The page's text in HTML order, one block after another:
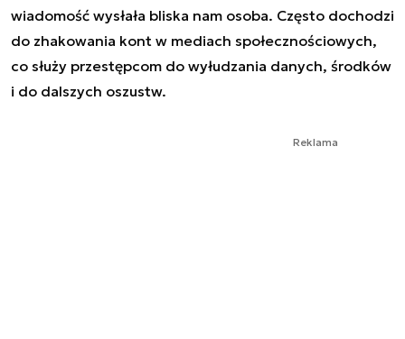
wiadomość wysłała bliska nam osoba. Często dochodzi
do zhakowania kont w mediach społecznościowych,
co służy przestępcom do wyłudzania danych, środków
i do dalszych oszustw.
Reklama